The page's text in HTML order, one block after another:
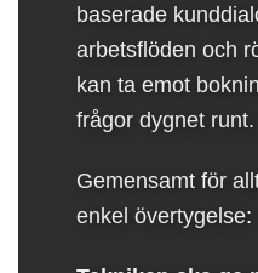
baserade
arbetsflöden och
kan ta emot
frågor dygnet runt.
Gemensamt för
enkel övertygelse: